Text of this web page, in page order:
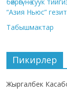
“Азия Ньюс”
Табышмактар
Пикирлер
Жыргалбек